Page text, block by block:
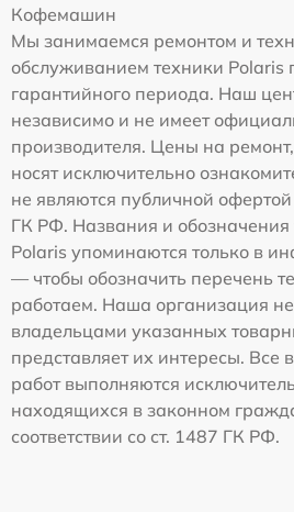
Кофемашин
Мы занимаемся ремонтом и
обслуживанием техники Polaris
гарантийного периода. Наш
независимо и не имеет
производителя. Цены на
носят исключительно
не являются публичной офертой
ГК РФ. Названия и обозначения
Polaris упоминаются только в
— чтобы обозначить перечень
работаем. Наша организация
владельцами указанных
представляет их интересы. Все
работ выполняются
находящихся в законном
соответствии со ст. 1487 ГК РФ.